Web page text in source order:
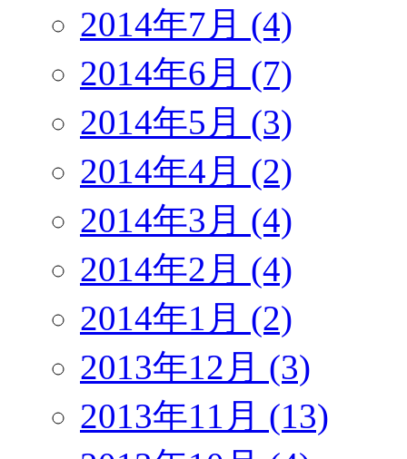
2014年7月 (4)
2014年6月 (7)
2014年5月 (3)
2014年4月 (2)
2014年3月 (4)
2014年2月 (4)
2014年1月 (2)
2013年12月 (3)
2013年11月 (13)